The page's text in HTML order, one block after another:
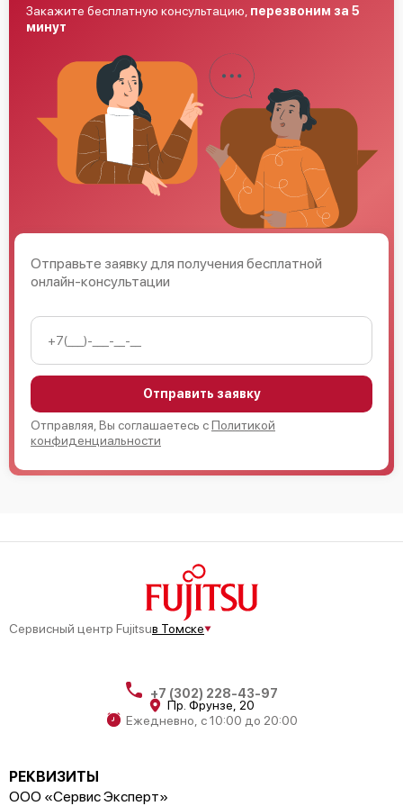
Отправьте заявку для получения бесплатной
онлайн-консультации
Отправить заявку
Отправляя, Вы соглашаетесь сПолитикой
конфиденциальности
Закажите бесплатную консультацию, перезвоним за 5
минут
Сервисный центр Fujitsuв Томске
+7 (302) 228-43-97
Пр. Фрунзе, 20
Ежедневно, с 10:00 до 20:00
РЕКВИЗИТЫ
ООО «Сервис Эксперт»